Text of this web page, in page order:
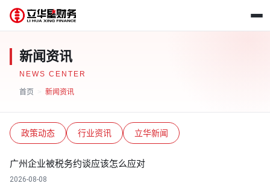
新闻资讯
NEWS CENTER
首页 新闻资讯
政策动态 行业资讯 立华新闻
广州企业被税务约谈应该怎么应对
2026-08-08